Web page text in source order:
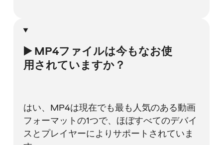
▶️ MP4ファイルは今もなお使
用されていますか？
はい、MP4は現在でも最も人気のある動画
フォーマットの1つで、ほぼすべてのデバイ
スとプレイヤーによりサポートされていま